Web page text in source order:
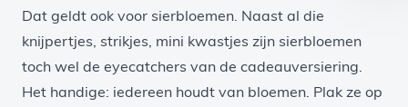
Dat geldt ook voor sierbloemen. Naast al die
knijpertjes, strikjes, mini kwastjes zijn sierbloemen
toch wel de eyecatchers van de cadeauversiering.
Het handige: iedereen houdt van bloemen. Plak ze op